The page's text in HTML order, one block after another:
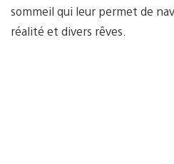
sommeil qui leur permet de
réalité et divers rêves.